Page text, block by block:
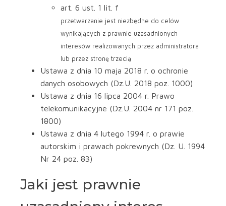
art. 6 ust. 1 lit. f
przetwarzanie jest niezbędne do celów
wynikających z prawnie uzasadnionych
interesów realizowanych przez administratora
lub przez stronę trzecią
Ustawa z dnia 10 maja 2018 r. o ochronie
danych osobowych (Dz.U. 2018 poz. 1000)
Ustawa z dnia 16 lipca 2004 r. Prawo
telekomunikacyjne (Dz.U. 2004 nr 171 poz.
1800)
Ustawa z dnia 4 lutego 1994 r. o prawie
autorskim i prawach pokrewnych (Dz. U. 1994
Nr 24 poz. 83)
Jaki jest prawnie